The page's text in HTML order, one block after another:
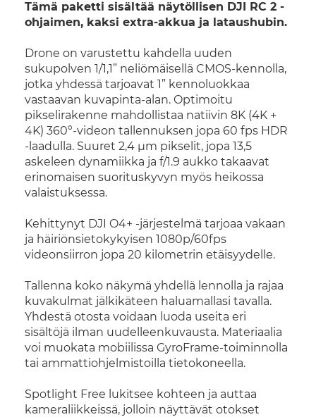
Tämä paketti sisältää näytöllisen DJI RC 2 -
ohjaimen, kaksi extra-akkua ja lataushubin.
Drone on varustettu kahdella uuden
sukupolven 1/1,1” neliömäisellä CMOS-kennolla,
jotka yhdessä tarjoavat 1” kennoluokkaa
vastaavan kuvapinta-alan. Optimoitu
pikselirakenne mahdollistaa natiivin 8K (4K +
4K) 360°-videon tallennuksen jopa 60 fps HDR
-laadulla. Suuret 2,4 μm pikselit, jopa 13,5
askeleen dynamiikka ja f/1.9 aukko takaavat
erinomaisen suorituskyvyn myös heikossa
valaistuksessa.
Kehittynyt DJI O4+ -järjestelmä tarjoaa vakaan
ja häiriönsietokykyisen 1080p/60fps
videonsiirron jopa 20 kilometrin etäisyydelle.
Tallenna koko näkymä yhdellä lennolla ja rajaa
kuvakulmat jälkikäteen haluamallasi tavalla.
Yhdestä otosta voidaan luoda useita eri
sisältöjä ilman uudelleenkuvausta. Materiaalia
voi muokata mobiilissa GyroFrame-toiminnolla
tai ammattiohjelmistoilla tietokoneella.
Spotlight Free lukitsee kohteen ja auttaa
kameraliikkeissä, jolloin näyttävät otokset